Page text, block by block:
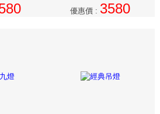
優惠價 : 3580